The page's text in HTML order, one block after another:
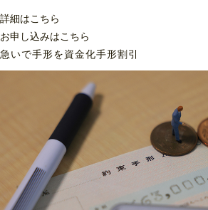
詳細はこちら
お申し込みはこちら
急いで手形を資金化手形割引